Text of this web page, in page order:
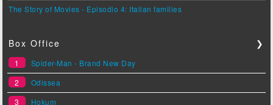
The Story of Movies - Episodio 4: Italian families
Box Office ❯
1
Spider-Man - Brand New Day
2
Odissea
3
Hokum